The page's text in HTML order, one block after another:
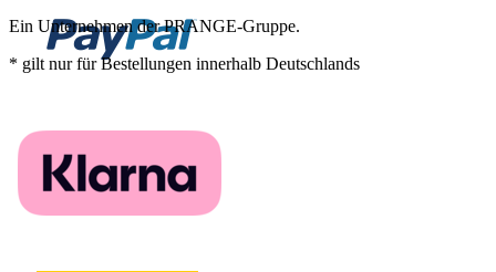
Ein Unternehmen der PRANGE-Gruppe.
* gilt nur für Bestellungen innerhalb Deutschlands